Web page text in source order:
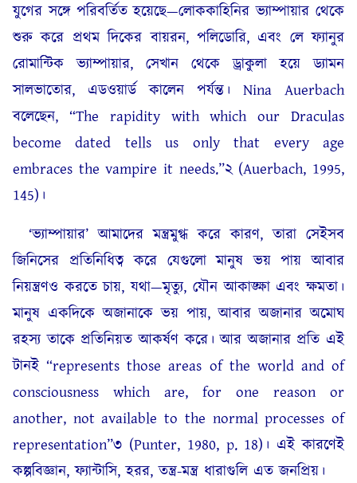
যুগের সঙ্গে পরিবর্তিত হয়েছে—লোককাহিনির ভ্যাম্পায়ার থেকে
শুরু করে প্রথম দিকের বায়রন, পলিডোরি, এবং লে ফ্যানুর
রোমান্টিক ভ্যাম্পায়ার, সেখান থেকে ড্রাকুলা হয়ে ড্যামন
সালভাতোর, এডওয়ার্ড কালেন পর্যন্ত। Nina Auerbach
বলেছেন, “The rapidity with which our Draculas
become dated tells us only that every age
embraces the vampire it needs.”২ (Auerbach, 1995,
145)।
‘ভ্যাম্পায়ার’ আমাদের মন্ত্রমুগ্ধ করে কারণ, তারা সেইসব
জিনিসের প্রতিনিধিত্ব করে যেগুলো মানুষ ভয় পায় আবার
নিয়ন্ত্রণও করতে চায়, যথা—মৃত্যু, যৌন আকাঙ্ক্ষা এবং ক্ষমতা।
মানুষ একদিকে অজানাকে ভয় পায়, আবার অজানার অমোঘ
রহস্য তাকে প্রতিনিয়ত আকর্ষণ করে। আর অজানার প্রতি এই
টানই “represents those areas of the world and of
consciousness which are, for one reason or
another, not available to the normal processes of
representation”৩ (Punter, 1980, p. 18)। এই কারণেই
কল্পবিজ্ঞান, ফ্যান্টাসি, হরর, তন্ত্র-মন্ত্র ধারাগুলি এত জনপ্রিয়।